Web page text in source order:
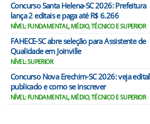
Concurso Santa Helena-SC 2026: Prefeitura
lança 2 editais e paga até R$ 6.266
NÍVEL: FUNDAMENTAL, MÉDIO, TÉCNICO E SUPERIOR
FAHECE-SC abre seleção para Assistente de
Qualidade em Joinville
NÍVEL: SUPERIOR
Concurso Nova Erechim-SC 2026: veja edital
publicado e como se inscrever
NÍVEL: FUNDAMENTAL, MÉDIO, TÉCNICO E SUPERIOR